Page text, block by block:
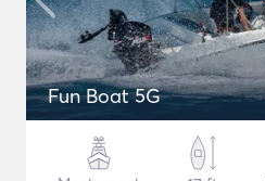
Fun Boat 5G